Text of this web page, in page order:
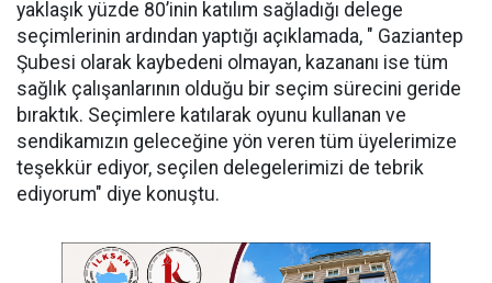
yaklaşık yüzde 80’inin katılım sağladığı delege
seçimlerinin ardından yaptığı açıklamada, " Gaziantep
Şubesi olarak kaybedeni olmayan, kazananı ise tüm
sağlık çalışanlarının olduğu bir seçim sürecini geride
bıraktık. Seçimlere katılarak oyunu kullanan ve
sendikamızın geleceğine yön veren tüm üyelerimize
teşekkür ediyor, seçilen delegelerimizi de tebrik
ediyorum" diye konuştu.